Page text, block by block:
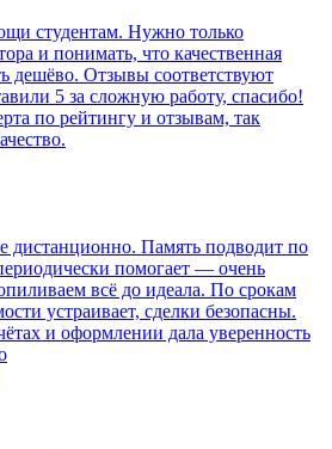
студентам. Нужно только
и понимать, что качественная
дешёво. Отзывы соответствуют
5 за сложную работу, спасибо!
по рейтингу и отзывам, так
дистанционно. Память подводит по
помогает — очень
всё до идеала. По срокам
устраивает, сделки безопасны.
и оформлении дала уверенность